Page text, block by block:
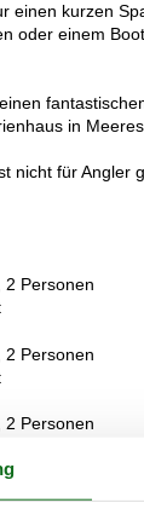
einen kurzen
oder einem
in
nicht für Angler
2 Personen
2 Personen
2 Personen